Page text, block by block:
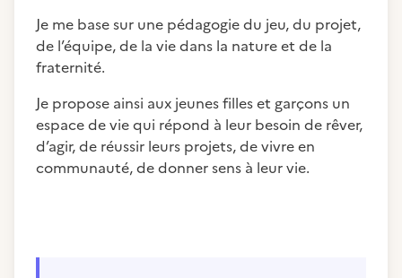
Je me base sur une pédagogie du jeu, du projet,
de l’équipe, de la vie dans la nature et de la
fraternité.
Je propose ainsi aux jeunes filles et garçons un
espace de vie qui répond à leur besoin de rêver,
d’agir, de réussir leurs projets, de vivre en
communauté, de donner sens à leur vie.